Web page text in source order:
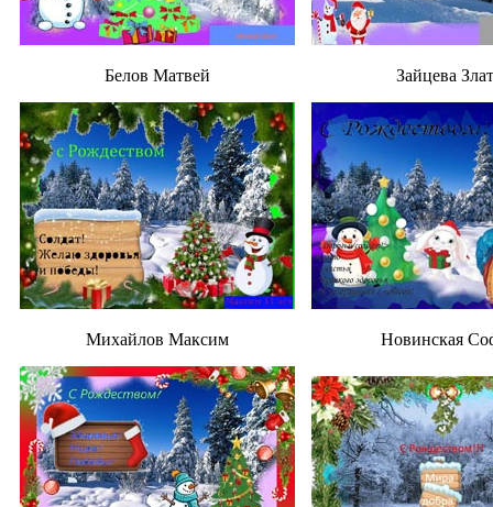
Белов Матвей Зайцева
Михайлов Максим Новинская